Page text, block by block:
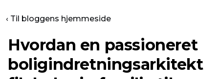
‹ Til bloggens hjemmeside
Hvordan en passioneret
boligindretningsarkitekt